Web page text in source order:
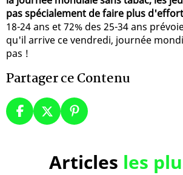
pas spécialement de faire plus
18-24 ans et 72% des 25-34 ans
qu'il arrive ce vendredi, journée
pas !
Partager ce Contenu
Articles les